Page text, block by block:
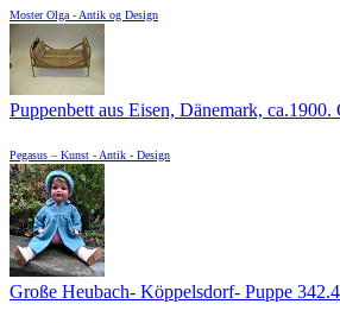
Moster Olga - Antik og Design
Puppenbett aus Eisen, Dänemark,
Pegasus – Kunst - Antik - Design
Große Heubach- Köppelsdorf- Puppe